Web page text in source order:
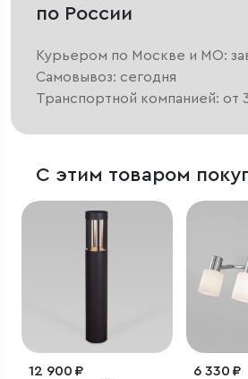
по России
Курьером по Москве и МО:
Самовывоз: сегодня
Транспортной компанией: от
С этим товаром
12 900 ₽ 6 330 ₽